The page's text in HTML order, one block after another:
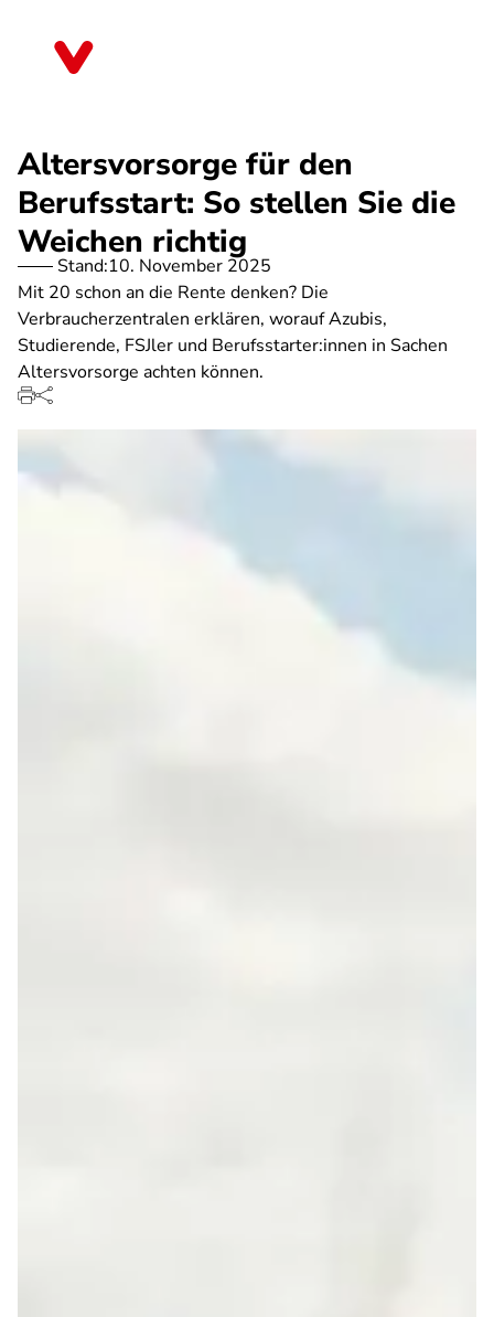
Altersvorsorge für den
Berufsstart: So stellen Sie die
Weichen richtig
Stand:10. November 2025
Mit 20 schon an die Rente denken? Die
Verbraucherzentralen erklären, worauf Azubis,
Studierende, FSJler und Berufsstarter:innen in Sachen
Altersvorsorge achten können.